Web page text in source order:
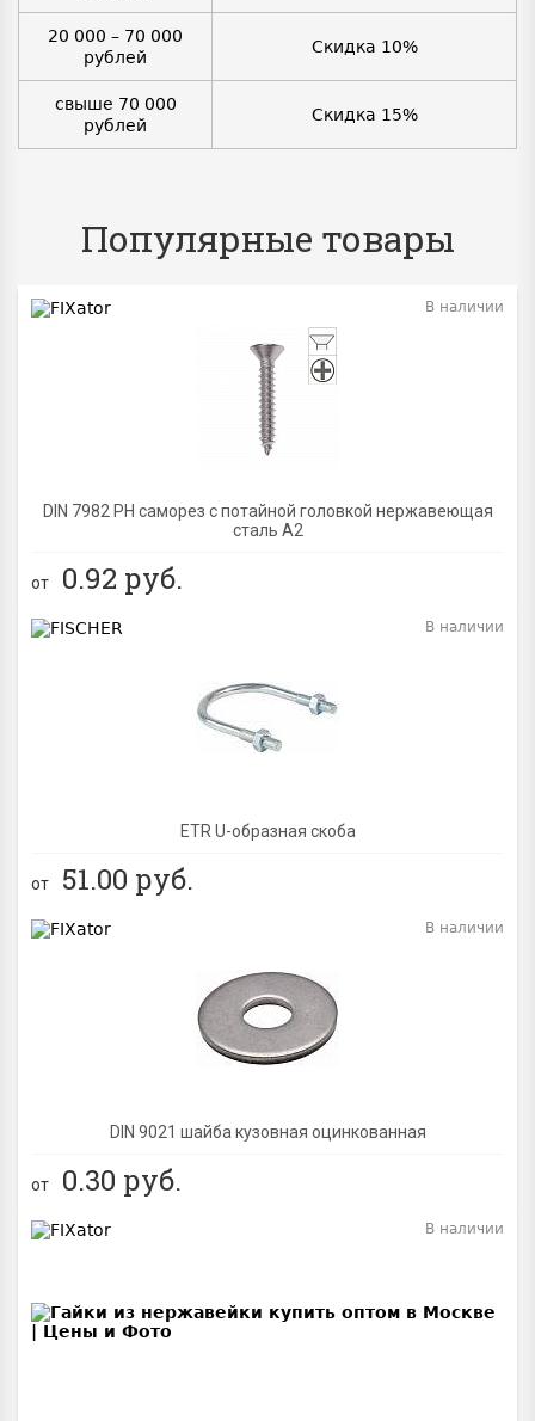
20 000 – 70 000
рублей
Скидка 10%
свыше 70 000
рублей
Скидка 15%
Популярные товары
DIN 7982 PH саморез с потайной головкой нержавеющая
сталь A2
В наличии
от 0.92 руб.
ETR U-образная скоба
В наличии
от 51.00 руб.
DIN 9021 шайба кузовная оцинкованная
В наличии
от 0.30 руб.
В наличии